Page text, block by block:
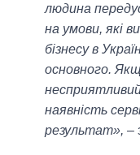
людина
на умови, які
бізнесу в
основного.
наявність
результат», –